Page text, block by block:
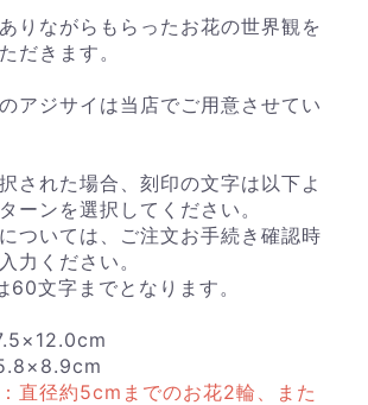
りながらもらったお花の世界観を
だきます。
アジサイは当店でご用意させてい
された場合、刻印の文字は以下よ
ーンを選択してください。
ついては、ご注文お手続き確認時
力ください。
60文字までとなります。
直径約5cmまでのお花2輪、また